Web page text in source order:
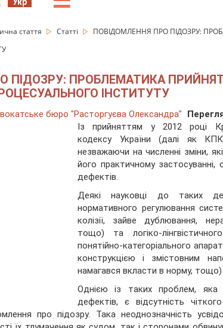
стаття Статті
ПОВІДОМЛЕННЯ ПРО ПІДОЗРУ:
ПІДОЗРУ: ПРОБЛЕМАТИКА
ІНСТИТУТУ
бюро "Расторгуєва Олександра"
Із прийняттям у 2012 році
кодексу України (далі як
незважаючи на численні зміни,
його практичному застосуванні,
дефектів.
Деякі науковці до таких
нормативного регулювання
колізії, зайве дублювання,
тощо) та логіко-
понятійно-категоріального
конструкцією і змістовним
намагався вкласти в норму, тощо)
Однією із таких проблем,
дефектів, є відсутність
про підозру. Така неоднозначність